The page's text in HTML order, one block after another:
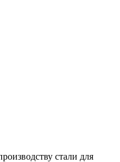
стали для